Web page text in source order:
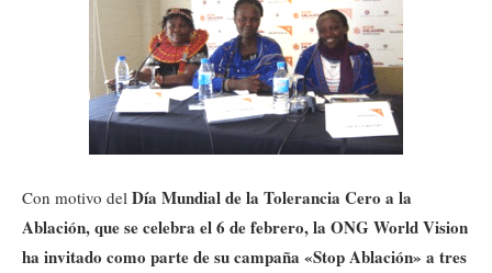
Con motivo del Día Mundial de la Tolerancia Cero a la
Ablación, que se celebra el 6 de febrero, la ONG World Vision
ha invitado como parte de su campaña «Stop Ablación» a tres